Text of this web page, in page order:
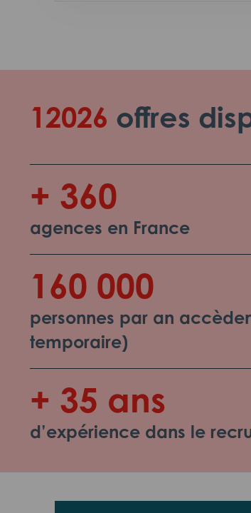
12026 offres
+ 360
agences en France
160 000
personnes par an
temporaire)
+ 35 ans
d’expérience dans le